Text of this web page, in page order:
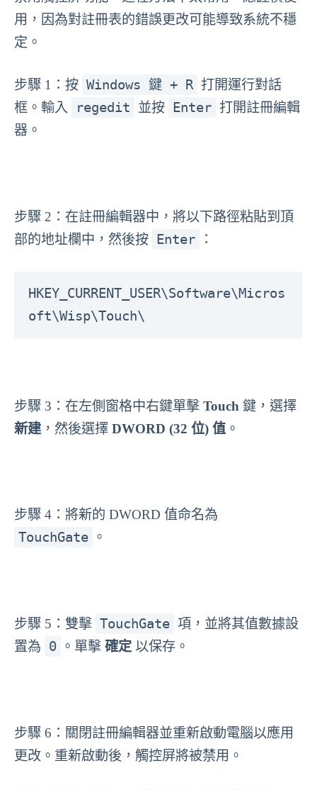
用，因為對註冊表的錯誤更改可能導致系統不穩
定。
步驟 1：按 Windows 鍵 + R 打開運行對話
框。輸入
regedit 並按 Enter 打開註冊編輯
器。
步驟 2：在註冊編輯器中，將以下路徑粘貼到頂
部的地址欄中，然後按 Enter ：
HKEY_CURRENT_USER\Software\Micros
oft\Wisp\Touch\
步驟 3：在左側窗格中右鍵單擊 Touch 鍵，選擇
新建 ，然後選擇 DWORD (32 位) 值 。
步驟 4：將新的 DWORD 值命名為
TouchGate 。
步驟 5：雙擊 TouchGate 項，並將其值數據設
置為
0 。單擊 確定 以保存。
步驟 6：關閉註冊編輯器並重新啟動電腦以應用
更改。重新啟動後，觸控屏將被禁用。